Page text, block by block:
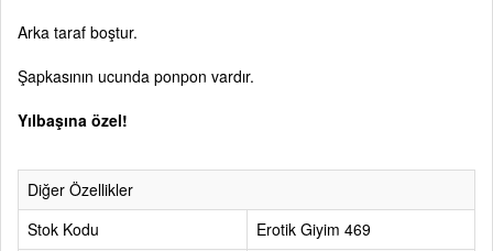
Arka taraf boştur.
Şapkasının ucunda ponpon vardır.
Yılbaşına özel!
Diğer Özellikler
Stok Kodu
Erotik Giyim 469